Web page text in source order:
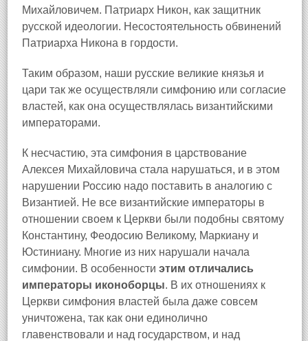
Михайловичем. Патриарх Никон, как защитник
русской идеологии. Несостоятельность обвинений
Патриарха Никона в гордости.
Таким образом, наши русские великие князья и
цари так же осуществляли симфонию или согласие
властей, как она осуществлялась византийскими
императорами.
К несчастию, эта симфония в царствование
Алексея Михайловича стала нарушаться, и в этом
нарушении Россию надо поставить в аналогию с
Византией. Не все византийские императоры в
отношении своем к Церкви были подобны святому
Константину, Феодосию Великому, Маркиану и
Юстиниану. Многие из них нарушали начала
симфонии. В особенности этим отличались
императоры иконоборцы. В их отношениях к
Церкви симфония властей была даже совсем
уничтожена, так как они единолично
главенствовали и над государством, и над